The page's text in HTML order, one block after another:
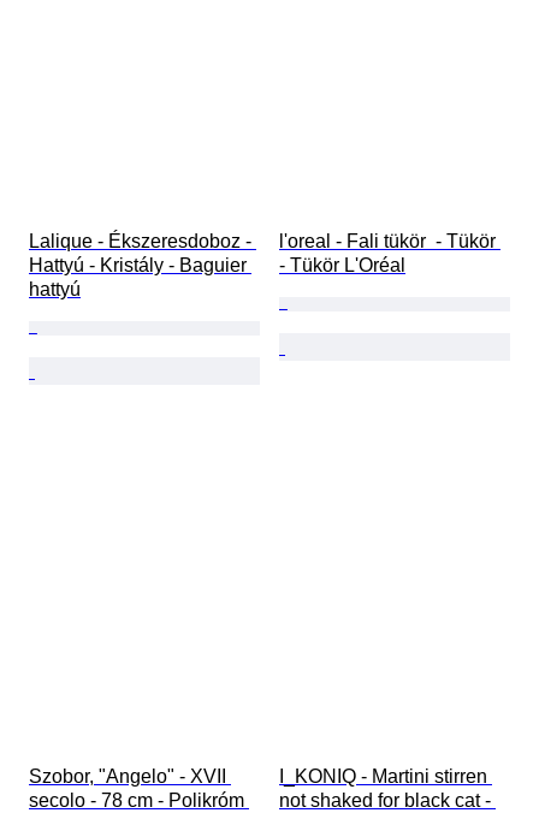
Lalique - Ékszeresdoboz -
Hattyú - Kristály - Baguier
hattyú
l'oreal - Fali tükör  - Tükör
- Tükör L'Oréal
Szobor, "Angelo" - XVII
secolo - 78 cm - Polikróm
I_KONIQ - Martini stirren
not shaked for black cat -